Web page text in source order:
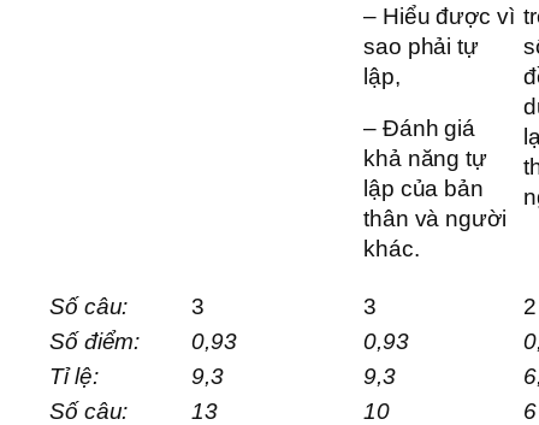
– Hiểu được vì
sao phải tự
lập,
– Đánh giá
khả năng tự
lập của bản
thân và người
khác.
Số câu: 3 3
2
Số điểm:
0,93 0,93
Tỉ lệ:
9,3 9,3
Số câu:
13 10
6